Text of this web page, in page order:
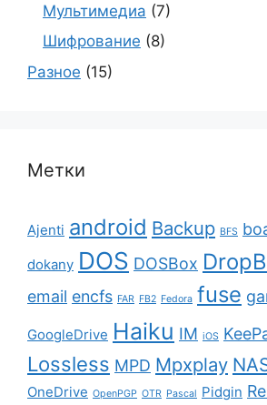
Мультимедиа (7)
Шифрование (8)
Разное (15)
Метки
Ajenti android Backup BFS
dokany DOS DOSBox
email encfs FAR FB2 Fedora fuse
GoogleDrive Haiku IM iOS
Lossless MPD Mpxplay
OneDrive OpenPGP OTR Pascal Pidgin